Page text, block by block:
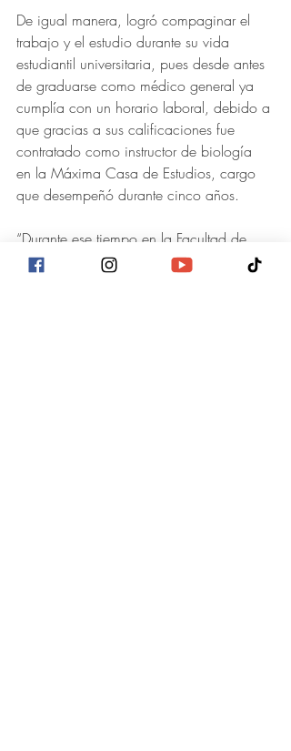
De igual manera, logró compaginar el
trabajo y el estudio durante su vida
estudiantil universitaria, pues desde antes
de graduarse como médico general ya
cumplía con un horario laboral, debido a
que gracias a sus calificaciones fue
contratado como instructor de biología
en la Máxima Casa de Estudios, cargo
que desempeñó durante cinco años.
“Durante ese tiempo en la Facultad de
Ciencias Médicas tuve a grandes